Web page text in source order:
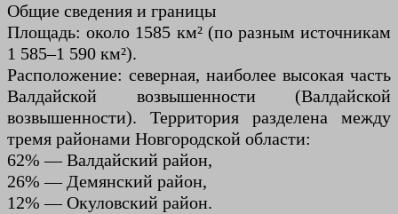
Общие сведения и границы
Площадь: около 1585 км² (по разным источникам
1 585–1 590 км²).
Расположение: северная, наиболее высокая часть
Валдайской возвышенности (Валдайской
возвышенности). Территория разделена между
тремя районами Новгородской области:
62% — Валдайский район,
26% — Демянский район,
12% — Окуловский район.